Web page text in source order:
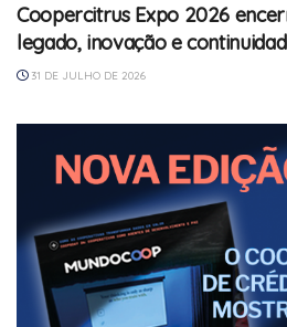
Coopercitrus Expo 2026
legado, inovação e
31 DE JULHO DE 2026